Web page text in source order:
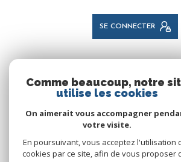
SE CONNECTER
NOUS SUIVRE
Comme beaucoup, notre
utilise les cookies
On aimerait vous accompagner
votre visite.
En poursuivant, vous acceptez l'utilisation
cookies par ce site, afin de vous proposer